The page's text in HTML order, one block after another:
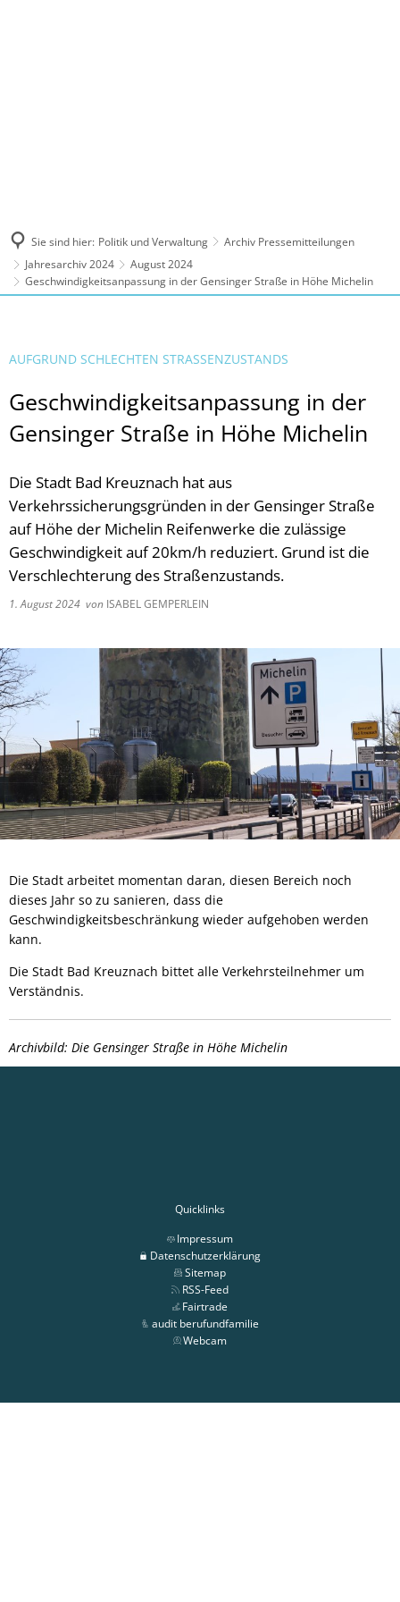
Sie sind hier: Politik und Verwaltung
Archiv Pressemitteilungen
Jahresarchiv 2024
August 2024
Geschwindigkeitsanpassung in der Gensinger Straße in Höhe Michelin
AUFGRUND SCHLECHTEN STRASSENZUSTANDS
Geschwindigkeitsanpassung in der
Gensinger Straße in Höhe Michelin
Die Stadt Bad Kreuznach hat aus
Verkehrssicherungsgründen in der Gensinger Straße
auf Höhe der Michelin Reifenwerke die zulässige
Geschwindigkeit auf 20km/h reduziert. Grund ist die
Verschlechterung des Straßenzustands.
1. August 2024 von ISABEL GEMPERLEIN
Die Stadt arbeitet momentan daran, diesen Bereich noch
dieses Jahr so zu sanieren, dass die
Geschwindigkeitsbeschränkung wieder aufgehoben werden
kann.
Die Stadt Bad Kreuznach bittet alle Verkehrsteilnehmer um
Verständnis.
Archivbild: Die Gensinger Straße in Höhe Michelin
Quicklinks
Impressum
Datenschutzerklärung
Sitemap
RSS-Feed
Fairtrade
audit berufundfamilie
Webcam